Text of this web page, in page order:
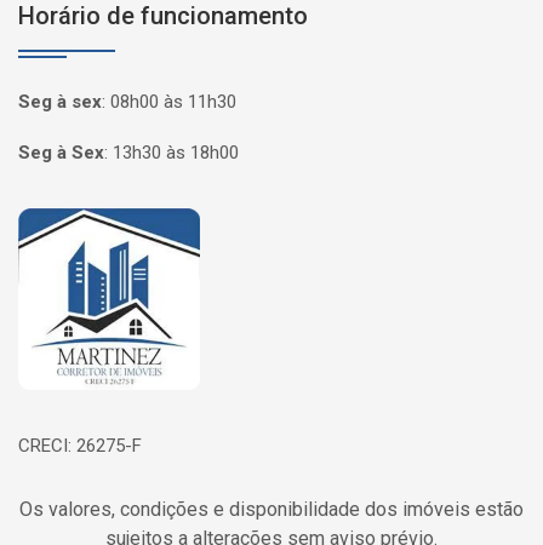
Horário de funcionamento
Seg à sex: 08h00 às 11h30
Seg à Sex: 13h30 às 18h00
Página inicial
CRECI: 26275-F
Os valores, condições e disponibilidade dos imóveis estão
sujeitos a alterações sem aviso prévio.